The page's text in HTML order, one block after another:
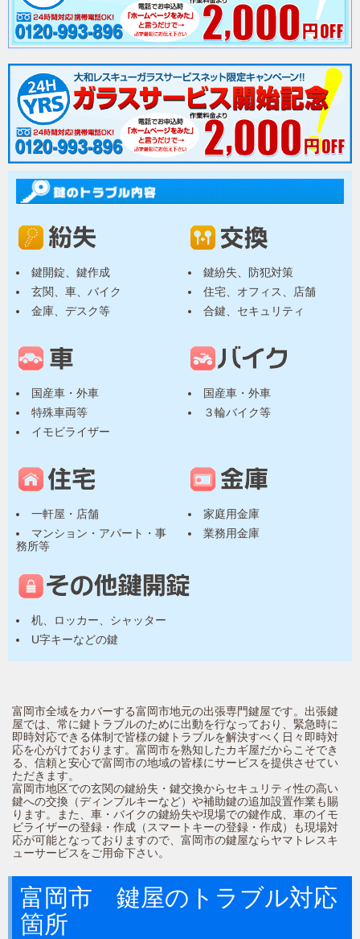
鍵開錠、鍵作成
玄関、車、バイク
金庫、デスク等
鍵紛失、防犯対策
住宅、オフィス、店舗
合鍵、セキュリティ
国産車・外車
特殊車両等
イモビライザー
国産車・外車
３輪バイク等
一軒屋・店舗
マンション・アパート・事
務所等
家庭用金庫
業務用金庫
机、ロッカー、シャッター
U字キーなどの鍵
富岡市全域をカバーする富岡市地元の出張専門鍵屋です。出張鍵
屋では、常に鍵トラブルのために出動を行なっており、緊急時に
即時対応できる体制で皆様の鍵トラブルを解決すべく日々即時対
応を心がけております。富岡市を熟知したカギ屋だからこそでき
る、信頼と安心で富岡市の地域の皆様にサービスを提供させてい
ただきます。
富岡市地区での玄関の鍵紛失・鍵交換からセキュリティ性の高い
鍵への交換（ディンプルキーなど）や補助鍵の追加設置作業も賜
ります。また、車・バイクの鍵紛失や現場での鍵作成、車のイモ
ビライザーの登録・作成（スマートキーの登録・作成）も現場対
応が可能となっておりますので、富岡市の鍵屋ならヤマトレスキ
ューサービスをご用命下さい。
富岡市 鍵屋のトラブル対応
箇所